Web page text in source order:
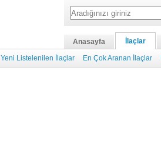
Anasayfa İlaçlar
Yeni Listelenilen İlaçlar En Çok Aranan İlaçlar